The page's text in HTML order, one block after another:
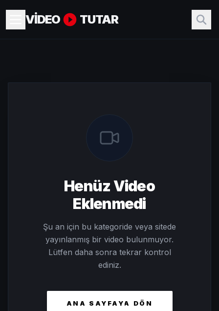
VİDEO TUTAR
Henüz Video
Eklenmedi
Şu an için bu kategoride veya sitede
yayınlanmış bir video bulunmuyor.
Lütfen daha sonra tekrar kontrol
ediniz.
ANA SAYFAYA DÖN